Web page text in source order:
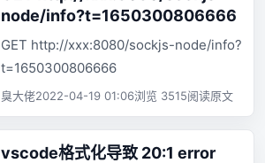
node/info?t=1650300806666
GET http://xxx:8080/sockjs-node/info?
t=1650300806666
臭大佬2022-04-19 01:06浏览 3515阅读原文
vscode格式化导致 20:1 error